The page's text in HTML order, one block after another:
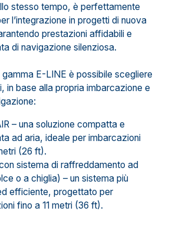
stesso tempo, è perfettamente
l’integrazione in progetti di nuova
prestazioni affidabili e
di navigazione silenziosa.
gamma E-LINE è possibile scegliere
in base alla propria imbarcazione e
– una soluzione compatta e
ad aria, ideale per imbarcazioni
(26 ft).
sistema di raffreddamento ad
o a chiglia) – un sistema più
efficiente, progettato per
fino a 11 metri (36 ft).